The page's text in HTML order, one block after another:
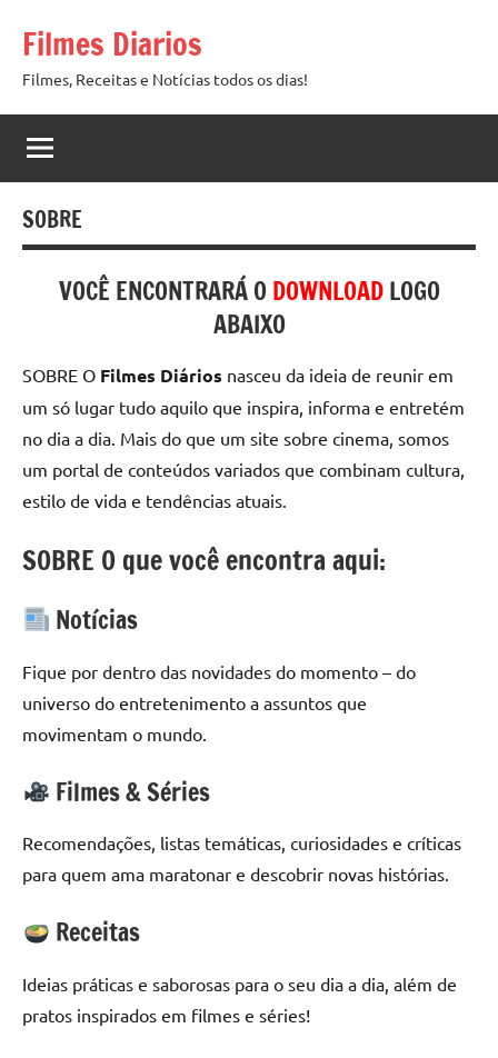
paraFilmes Diarios
Filmes, Receitas e Notícias todos os dias!
SOBRE
VOCÊ ENCONTRARÁ ODOWNLOADLOGO
ABAIXO
SOBRE O Filmes Diários nasceu da ideia de reunir em
um só lugar tudo aquilo que inspira, informa e entretém
no dia a dia. Mais do que um site sobre cinema, somos
um portal de conteúdos variados que combinam cultura,
estilo de vida e tendências atuais.
SOBRE O que você encontra aqui:
Notícias
Fique por dentro das novidades do momento – do
universo do entretenimento a assuntos que
movimentam o mundo.
Filmes & Séries
Recomendações, listas temáticas, curiosidades e críticas
para quem ama maratonar e descobrir novas histórias.
Receitas
Ideias práticas e saborosas para o seu dia a dia, além de
pratos inspirados em filmes e séries!